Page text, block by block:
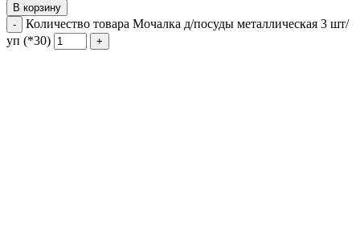
В корзину
Количество товара Мочалка д/посуды металлическая 3 шт/
уп (*30)